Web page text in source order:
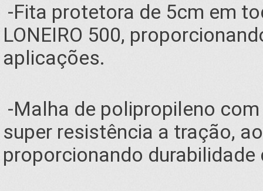
-Fita protetora de 5cm em
LONEIRO 500,
aplicações.
-Malha de polipropileno
super resistência a tração,
proporcionando